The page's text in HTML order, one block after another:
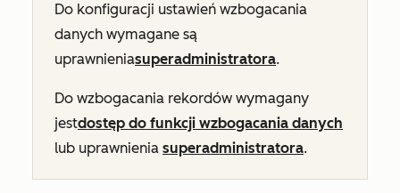
Do konfiguracji ustawień wzbogacania
danych wymagane są
uprawnieniasuperadministratora.
Do wzbogacania rekordów wymagany
jestdostęp do funkcji wzbogacania danych
lub uprawnienia superadministratora.